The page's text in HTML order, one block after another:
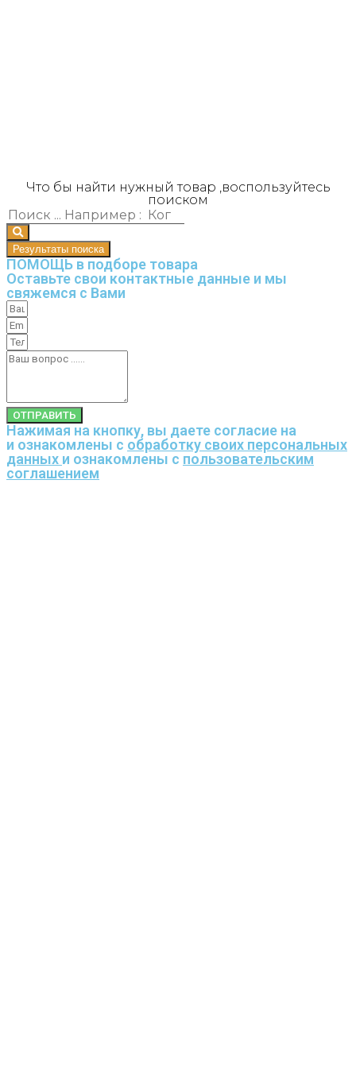
Что бы найти нужный товар ,воспользуйтесь
поиском
Результаты поиска
ПОМОЩЬ в подборе товара
Оставьте свои контактные данные и мы
свяжемся с Вами
ОТПРАВИТЬ
Нажимая на кнопку, вы даете согласие на
и ознакомлены с обработку своих персональных
данных и ознакомлены с пользовательским
соглашением